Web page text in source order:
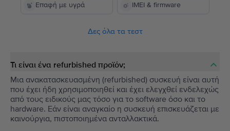
Επαφή με υγρά
IMEI & firmware
Δες όλα τα τεστ
Τι είναι ένα refurbished προϊόν;
Μια ανακατασκευασμένη (refurbished) συσκευή είναι αυτή
που έχει ήδη χρησιμοποιηθεί και έχει ελεγχθεί ενδελεχώς
από τους ειδικούς μας τόσο για το software όσο και το
hardware. Εάν είναι αναγκαίο η συσκευή επισκευάζεται με
καινούργια, πιστοποιημένα ανταλλακτικά.